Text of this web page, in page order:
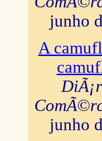
junho
A
junho